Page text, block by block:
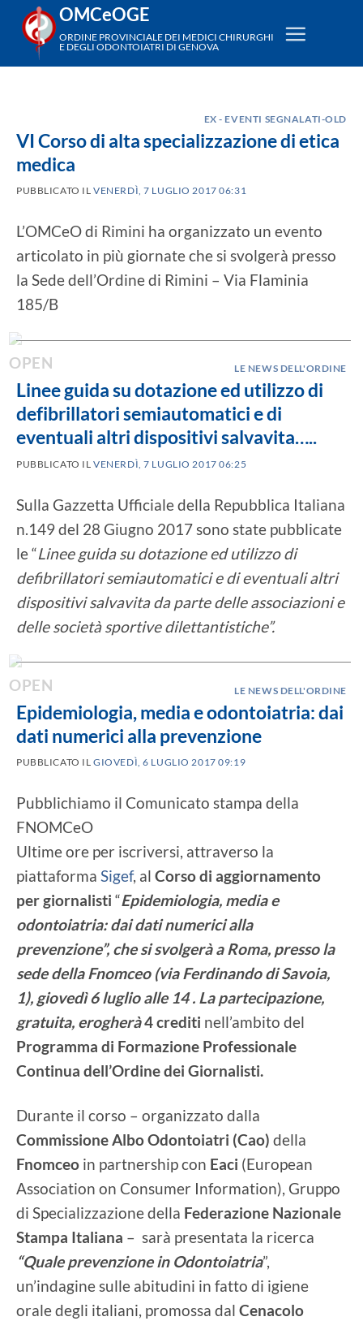
Salta
contenuti
OMCeOGE
ORDINE PROVINCIALE DEI MEDICI CHIRURGHI
E DEGLI ODONTOIATRI DI GENOVA
EX - EVENTI SEGNALATI-OLD
VI Corso di alta specializzazione di etica
medica
PUBBLICATO ILVENERDÌ, 7 LUGLIO 2017 06:31
L’OMCeO di Rimini ha organizzato un evento
articolato in più giornate che si svolgerà presso
la Sede dell’Ordine di Rimini – Via Flaminia
185/B
LE NEWS DELL'ORDINE
Linee guida su dotazione ed utilizzo di
defibrillatori semiautomatici e di
eventuali altri dispositivi salvavita…..
PUBBLICATO ILVENERDÌ, 7 LUGLIO 2017 06:25
Sulla Gazzetta Ufficiale della Repubblica Italiana
n.149 del 28 Giugno 2017 sono state pubblicate
le “Linee guida su dotazione ed utilizzo di
defibrillatori semiautomatici e di eventuali altri
dispositivi salvavita da parte delle associazioni e
delle società sportive dilettantistiche”.
LE NEWS DELL'ORDINE
Epidemiologia, media e odontoiatria: dai
dati numerici alla prevenzione
PUBBLICATO ILGIOVEDÌ, 6 LUGLIO 2017 09:19
Pubblichiamo il Comunicato stampa della
FNOMCeO
Ultime ore per iscriversi, attraverso la
piattaforma Sigef, al Corso di aggiornamento
per giornalisti “Epidemiologia, media e
odontoiatria: dai dati numerici alla
prevenzione”, che si svolgerà a Roma, presso la
sede della Fnomceo (via Ferdinando di Savoia,
1), giovedì 6 luglio alle 14 . La partecipazione,
gratuita, erogherà4 crediti nell’ambito del
Programma di Formazione Professionale
Continua dell’Ordine dei Giornalisti.
Durante il corso – organizzato dalla
Commissione Albo Odontoiatri (Cao) della
Fnomceo in partnership con Eaci (European
Association on Consumer Information), Gruppo
di Specializzazione della Federazione Nazionale
Stampa Italiana – sarà presentata la ricerca
“Quale prevenzione in Odontoiatria”,
un’indagine sulle abitudini in fatto di igiene
orale degli italiani, promossa dal Cenacolo